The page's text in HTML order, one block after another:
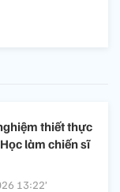
thiết thực
làm chiến sĩ
13:22’